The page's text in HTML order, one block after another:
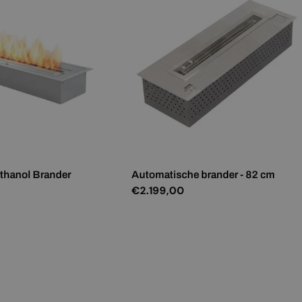
Brander Automatische brander - 82 cm
Normale
€2.199,00